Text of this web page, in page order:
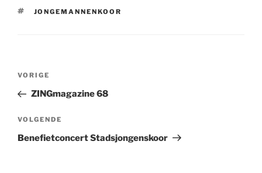
TAGS
JONGEMANNENKOOR
Bericht
Vorig
bericht
VORIGE
ZINGmagazine 68
Volgend
bericht
VOLGENDE
Benefietconcert Stadsjongenskoor